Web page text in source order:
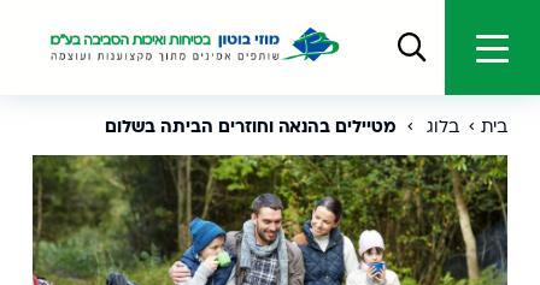
בית בלוג מטיילים בהנאה וחוזרים הביתה בשלום